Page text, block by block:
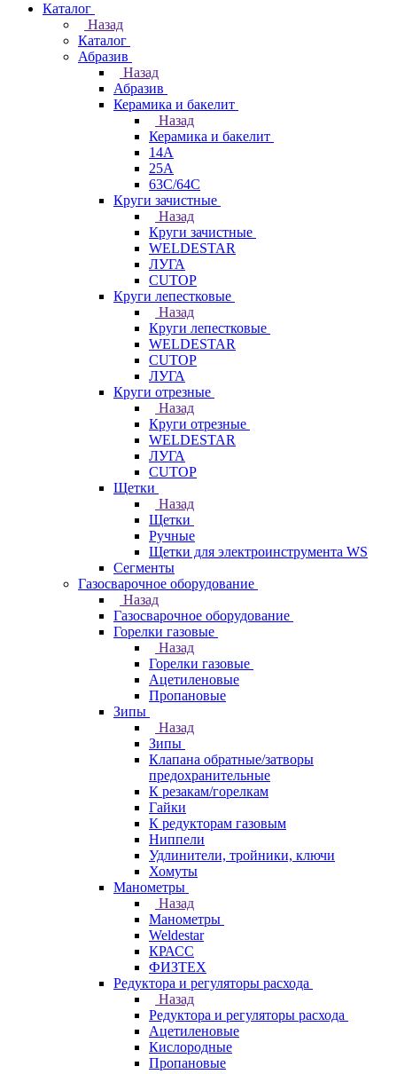
Каталог
Назад
Каталог
Абразив
Назад
Абразив
Керамика и бакелит
Назад
Керамика и бакелит
14А
25А
63С/64С
Круги зачистные
Назад
Круги зачистные
WELDESTAR
ЛУГА
CUTOP
Круги лепестковые
Назад
Круги лепестковые
WELDESTAR
CUTOP
ЛУГА
Круги отрезные
Назад
Круги отрезные
WELDESTAR
ЛУГА
CUTOP
Щетки
Назад
Щетки
Ручные
Щетки для электроинструмента WS
Сегменты
Газосварочное оборудование
Назад
Газосварочное оборудование
Горелки газовые
Назад
Горелки газовые
Ацетиленовые
Пропановые
Зипы
Назад
Зипы
Клапана обратные/затворы
предохранительные
К резакам/горелкам
Гайки
К редукторам газовым
Ниппели
Удлинители, тройники, ключи
Хомуты
Манометры
Назад
Манометры
Weldestar
КРАСС
ФИЗТЕХ
Редуктора и регуляторы расхода
Назад
Редуктора и регуляторы расхода
Ацетиленовые
Кислородные
Пропановые